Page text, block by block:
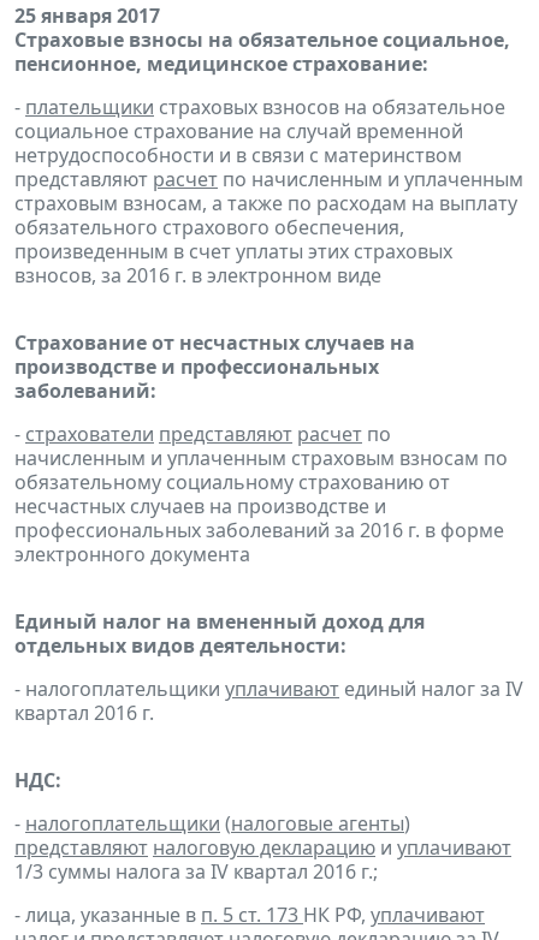
25 января 2017
Страховые взносы на обязательное социальное,
пенсионное, медицинское страхование:
- плательщики страховых взносов на обязательное
социальное страхование на случай временной
нетрудоспособности и в связи с материнством
представляют расчет по начисленным и уплаченным
страховым взносам, а также по расходам на выплату
обязательного страхового обеспечения,
произведенным в счет уплаты этих страховых
взносов, за 2016 г. в электронном виде
Страхование от несчастных случаев на
производстве и профессиональных
заболеваний:
- страхователи представляют расчет по
начисленным и уплаченным страховым взносам по
обязательному социальному страхованию от
несчастных случаев на производстве и
профессиональных заболеваний за 2016 г. в форме
электронного документа
Единый налог на вмененный доход для
отдельных видов деятельности:
- налогоплательщики уплачивают единый налог за IV
квартал 2016 г.
НДС:
- налогоплательщики (налоговые агенты)
представляют налоговую декларацию и уплачивают
1/3 суммы налога за IV квартал 2016 г.;
- лица, указанные в п. 5 ст. 173 НК РФ, уплачивают